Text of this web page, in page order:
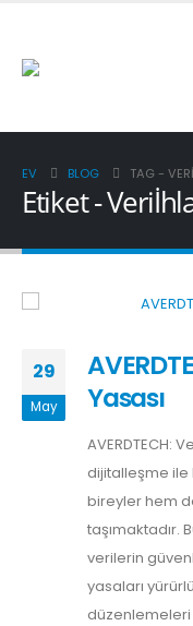
EV BLOG TAG -
Etiket -
29
May
Yasası
AVERDTECH:
dijitalleşme ile
bireyler hem
taşımaktadır.
verilerin
yasaları
düzenlemeleri